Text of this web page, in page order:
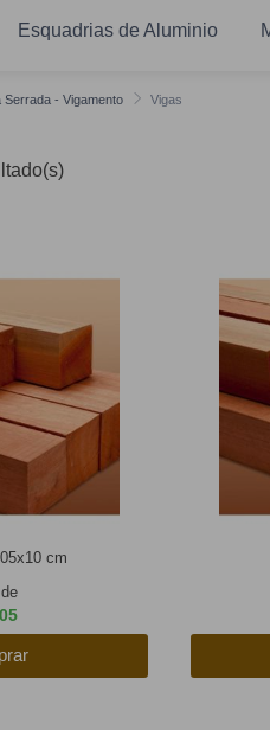
Esquadrias de Aluminio
Serrada - Vigamento Vigas
cm